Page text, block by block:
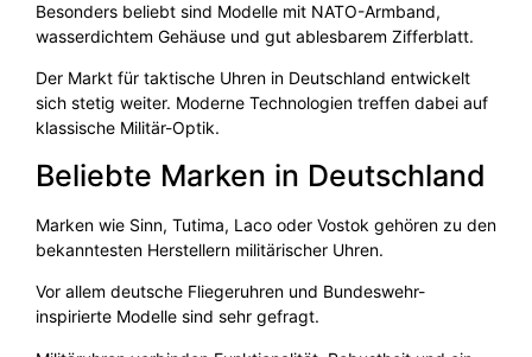
Besonders beliebt sind Modelle mit NATO-Armband,
wasserdichtem Gehäuse und gut ablesbarem Zifferblatt.
Der Markt für taktische Uhren in Deutschland entwickelt
sich stetig weiter. Moderne Technologien treffen dabei auf
klassische Militär-Optik.
Beliebte Marken in Deutschland
Marken wie Sinn, Tutima, Laco oder Vostok gehören zu den
bekanntesten Herstellern militärischer Uhren.
Vor allem deutsche Fliegeruhren und Bundeswehr-
inspirierte Modelle sind sehr gefragt.